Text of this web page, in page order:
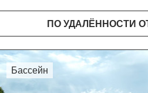
ПО УДАЛЁННОСТИ
бассейн